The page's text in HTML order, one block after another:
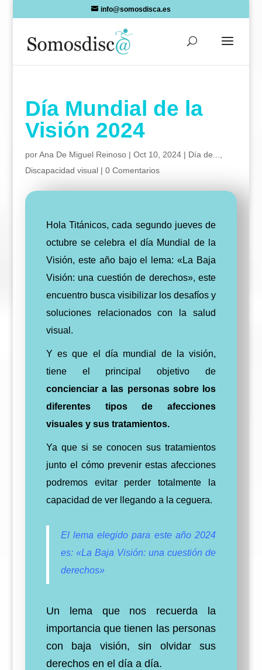
info@somosdisca.es
Día Mundial de la
Visión 2024
porAna De Miguel Reinoso| Oct 10, 2024| Día de...
Discapacidad visual| 0 Comentarios
Hola Titánicos, cada segundo jueves de
octubre se celebra el día Mundial de la
Visión, este año bajo el lema: «La Baja
Visión: una cuestión de derechos», este
encuentro busca visibilizar los desafíos y
soluciones relacionados con la salud
visual.
Y es que el día mundial de la visión,
tiene el principal objetivo de
concienciar a las personas sobre los
diferentes tipos de afecciones
visuales y sus tratamientos.
Ya que si se conocen sus tratamientos
junto el cómo prevenir estas afecciones
podremos evitar perder totalmente la
capacidad de ver llegando a la ceguera.
El lema elegido para este año 2024
es: «La Baja Visión: una cuestión de
derechos»
Un lema que nos recuerda la
importancia que tienen las personas
con baja visión, sin olvidar sus
derechos en el día a día.